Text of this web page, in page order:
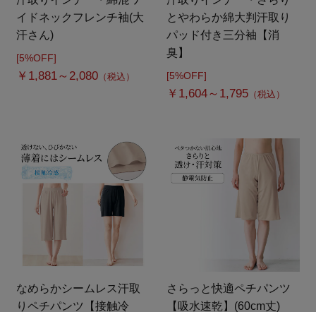
イドネックフレンチ袖(大
汗さん)
[5%OFF]
￥1,881～2,080 （税込）
とやわらか綿大判汗取り
パッド付き三分袖【消
臭】
[5%OFF]
￥1,604～1,795（税込）
なめらかシームレス汗取
りペチパンツ【接触冷
さらっと快適ペチパンツ
【吸水速乾】(60cm丈)